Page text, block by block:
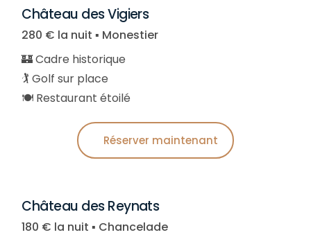
Château des Vigiers
280 € la nuit ▪︎ Monestier
🏰 Cadre historique
🏌️ Golf sur place
🍽️ Restaurant étoilé
Réserver maintenant
Château des Reynats
180 € la nuit ▪︎ Chancelade